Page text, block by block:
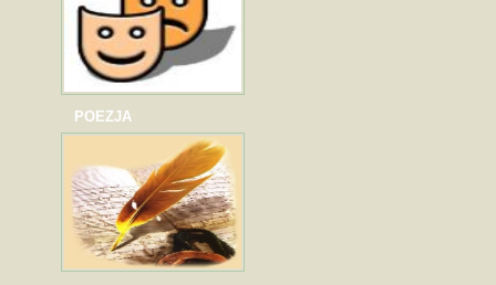
POEZJA